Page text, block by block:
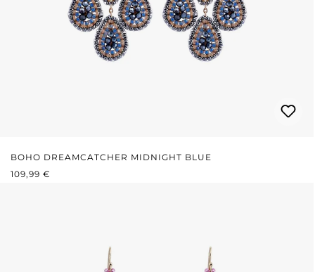
BOHO DREAMCATCHER MIDNIGHT BLUE
REGULÄRER PREIS:
109,99 €